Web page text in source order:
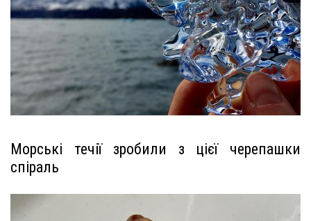
Морські течії зробили з цієї черепашки
спіраль